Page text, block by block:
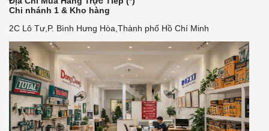
Chi nhánh 1 & Kho hàng
2C Lô Tư,P. Bình Hưng Hòa,Thành phố Hồ Chí Minh